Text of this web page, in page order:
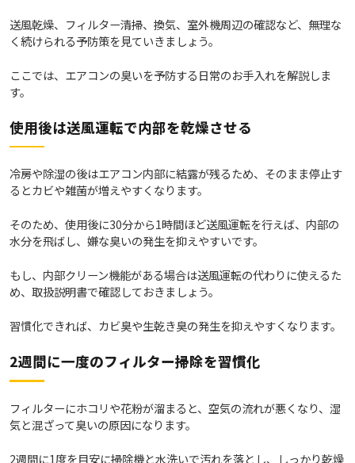
送風乾燥、フィルター清掃、換気、室外機周辺の確認など、無理な
く続けられる予防策を見ていきましょう。
ここでは、エアコンの臭いを予防する日常のお手入れを解説しま
す。
使用後は送風運転で内部を乾燥させる
冷房や除湿の後はエアコン内部に結露が残るため、そのまま停止す
るとカビや雑菌が増えやすくなります。
そのため、使用後に30分から1時間ほど送風運転を行えば、内部の
水分を飛ばし、嫌な臭いの発生を抑えやすいです。
もし、内部クリーン機能がある場合は送風運転の代わりに使えるた
め、取扱説明書で確認しておきましょう。
習慣化できれば、カビ臭や生乾き臭の発生を抑えやすくなります。
2週間に一度のフィルター掃除を習慣化
フィルターにホコリや花粉が溜まると、空気の流れが悪くなり、湿
気と混ざって臭いの原因になります。
2週間に1度を目安に掃除機と水洗いで汚れを落とし、しっかり乾燥